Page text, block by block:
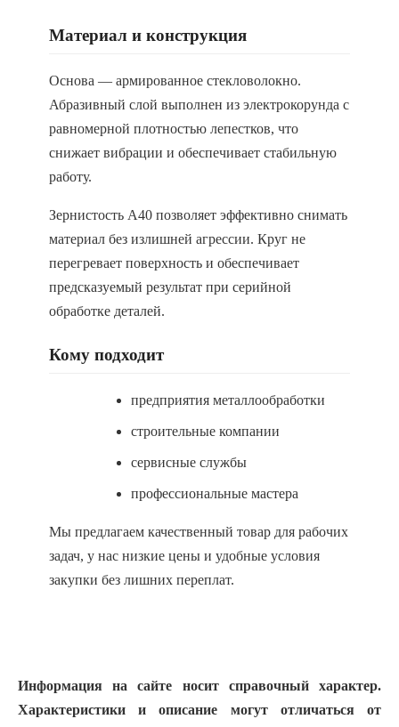
Материал и конструкция
Основа — армированное стекловолокно.
Абразивный слой выполнен из электрокорунда с
равномерной плотностью лепестков, что
снижает вибрации и обеспечивает стабильную
работу.
Зернистость A40 позволяет эффективно снимать
материал без излишней агрессии. Круг не
перегревает поверхность и обеспечивает
предсказуемый результат при серийной
обработке деталей.
Кому подходит
предприятия металлообработки
строительные компании
сервисные службы
профессиональные мастера
Мы предлагаем качественный товар для рабочих
задач, у нас низкие цены и удобные условия
закупки без лишних переплат.
Информация на сайте носит справочный характер.
Характеристики и описание могут отличаться от